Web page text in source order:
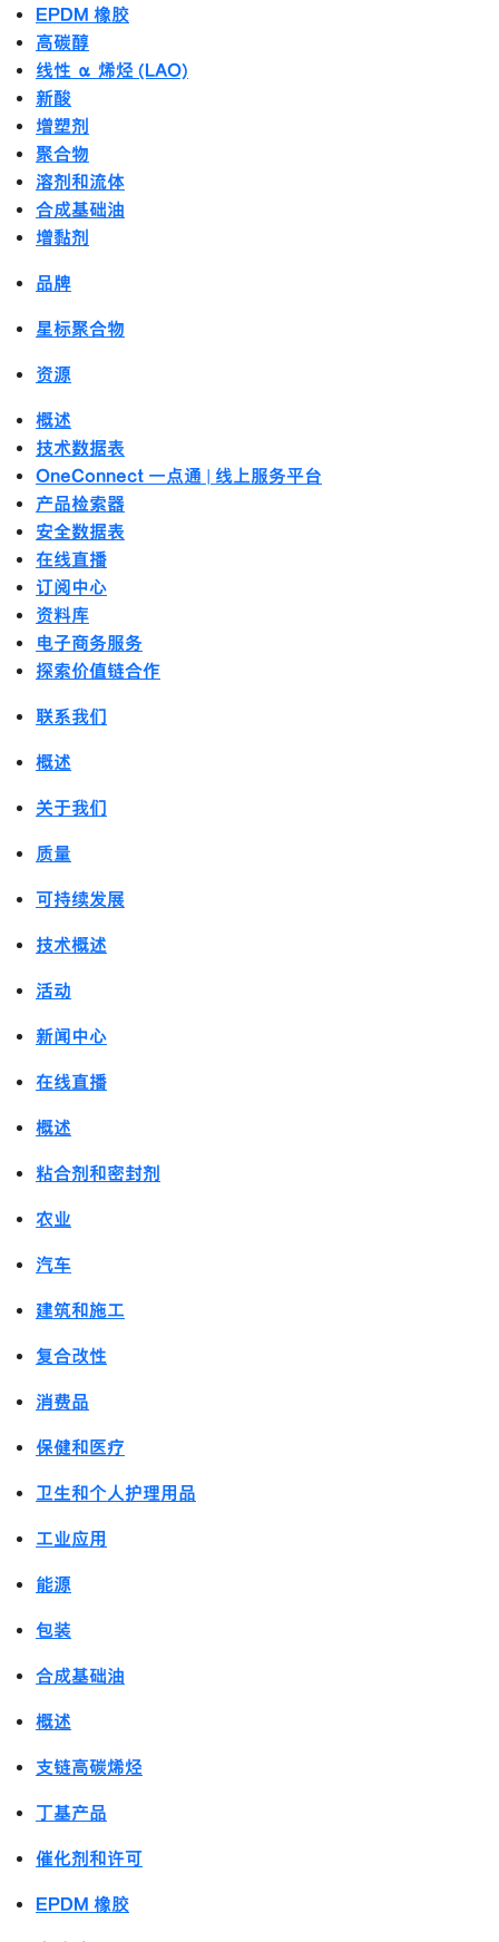
EPDM 橡胶
高碳醇
线性 α 烯烃 (LAO)
新酸
增塑剂
聚合物
溶剂和流体
合成基础油
增黏剂
品牌
星标聚合物
资源
概述
技术数据表
OneConnect 一点通 | 线上服务平台
产品检索器
安全数据表
在线直播
订阅中心
资料库
电子商务服务
探索价值链合作
联系我们
概述
关于我们
质量
可持续发展
技术概述
活动
新闻中心
在线直播
概述
粘合剂和密封剂
农业
汽车
建筑和施工
复合改性
消费品
保健和医疗
卫生和个人护理用品
工业应用
能源
包装
合成基础油
概述
支链高碳烯烃
丁基产品
催化剂和许可
EPDM 橡胶